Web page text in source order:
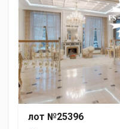
лот №25396